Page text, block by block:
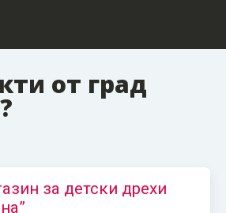
от град
?
за детски дрехи